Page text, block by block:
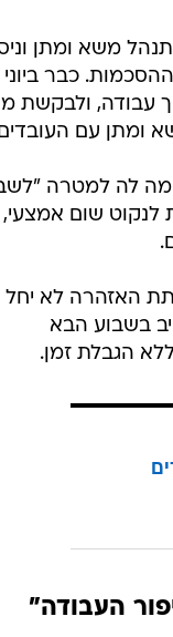
משא ומתן
כבר ביוני
עבודה, ולבקשת
ומתן עם
לה למטרה
לנקוט שום אמצעי,
האזהרה לא יחל
בשבוע הבא
הגבלת זמן.
העבודה"